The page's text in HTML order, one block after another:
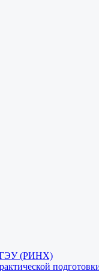
(РИНХ)